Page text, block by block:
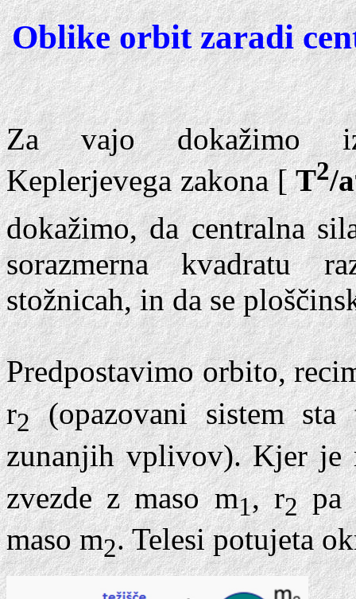
Oblike orbit zaradi
Za vajo dokažimo
Keplerjevega zakona [T2/a
dokažimo, da centralna
sorazmerna kvadratu
stožnicah, in da se
Predpostavimo orbito,
r2(opazovani sistem
zunanjih vplivov). Kjer je
zvezde z maso m1, r2pa
maso m2. Telesi potujeta